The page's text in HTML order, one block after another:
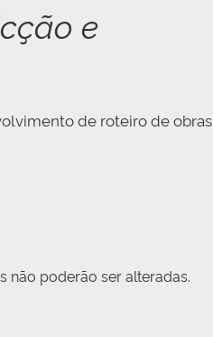
e
de roteiro de obras
não poderão ser alteradas.